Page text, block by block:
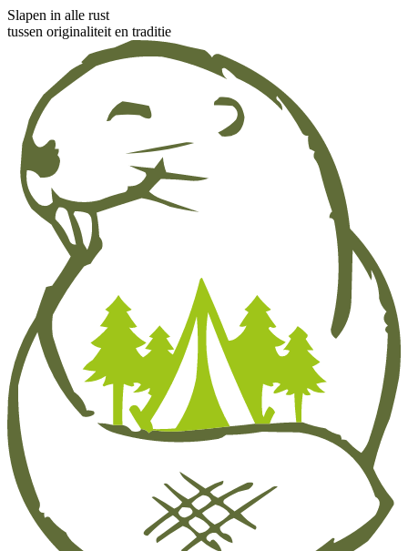
Slapen in alle rust
tussen originaliteit en traditie